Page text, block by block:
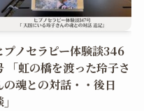
プノセラピー体験談346
「虹の橋を渡った玲子さ
の魂との対話・・後日